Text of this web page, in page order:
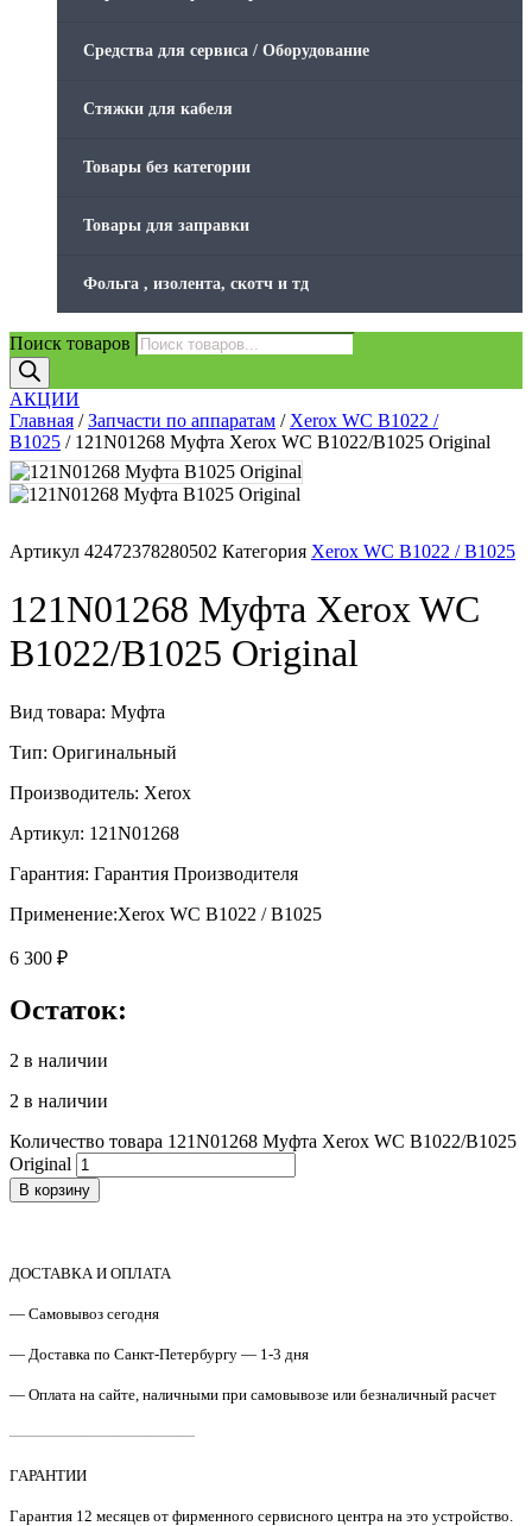
Средства для сервиса / Оборудование
Стяжки для кабеля
Товары без категории
Товары для заправки
Фольга , изолента, скотч и тд
Поиск товаров
АКЦИИ
Главная /Запчасти по аппаратам / Xerox WC B1022 /
B1025 / 121N01268 Муфта Xerox WC B1022/B1025 Original
Артикул 42472378280502 Категория Xerox WC B1022 / B1025
121N01268 Муфта Xerox WC
B1022/B1025 Original
Вид товара: Муфта
Тип: Оригинальный
Производитель: Xerox
Артикул: 121N01268
Гарантия: Гарантия Производителя
Применение:Xerox WC B1022 / B1025
6 300 ₽
Остаток:
2 в наличии
2 в наличии
Количество товара 121N01268 Муфта Xerox WC B1022/B1025
Original
В корзину
ДОСТАВКА И ОПЛАТА
— Самовывоз сегодня
— Доставка по Санкт-Петербургу — 1-3 дня
— Оплата на сайте, наличными при самовывозе или безналичный расчет
————————————
ГАРАНТИИ
Гарантия 12 месяцев от фирменного сервисного центра на это устройство.